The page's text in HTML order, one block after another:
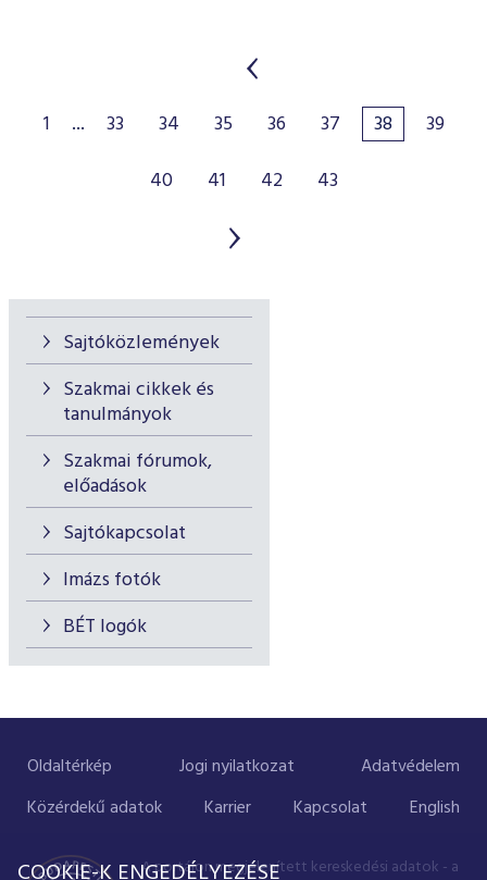
Sajtóközlemények
Szakmai cikkek és
tanulmányok
Szakmai fórumok,
előadások
Sajtókapcsolat
Imázs fotók
BÉT logók
1 ... 33 34 35 36 37 38
39
40
41 42 43
Oldaltérkép Jogi nyilatkozat
Adatvédelem
Közérdekű adatok
Karrier Kapcsolat English
A portálon megjelenített kereskedési adatok - a